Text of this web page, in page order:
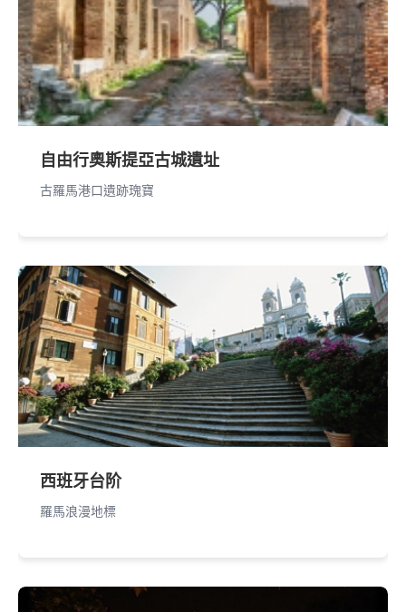
自由行奧斯提亞古城遺址
古羅馬港口遺跡瑰寶
西班牙台阶
羅馬浪漫地標